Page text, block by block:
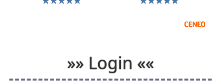
»» Login ««